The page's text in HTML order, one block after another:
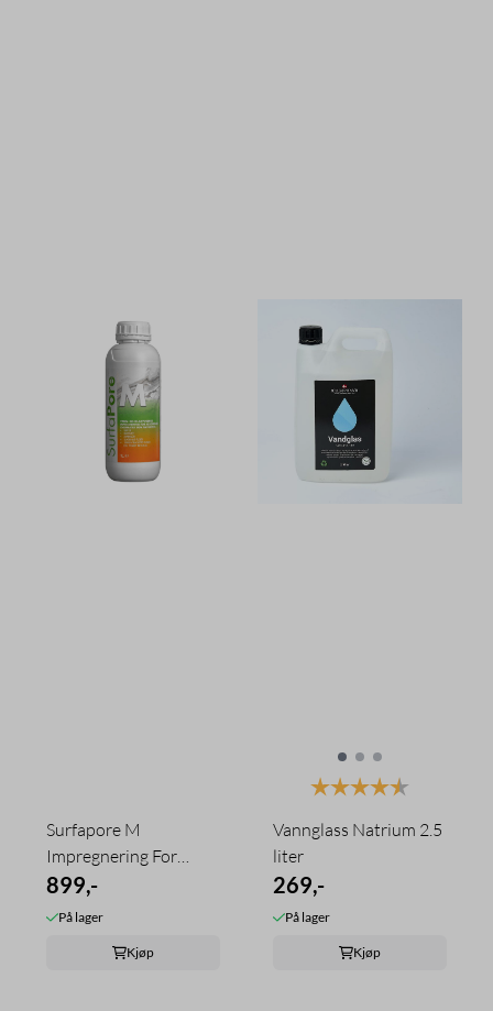
Surfapore M
Impregnering For
Naturstein - 1 l
899,-
På lager
Kjøp
Karakter:
Vannglass Natrium 2.5
liter
269,-
På lager
Kjøp